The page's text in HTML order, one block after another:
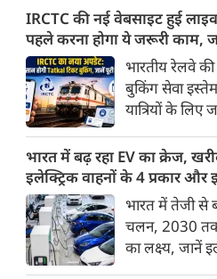
भू-राजनीति से
बुद्धिमत्ता,
क्रिकेट तक हर
सकते हैं, तो उस
गंभीर चर्चा
सभ्यता से पहले
था। दुर्भाग्य
बारे में हमारी
व्यवहार
कम... और
ज़्यादा बनती है।
IRCTC की नई वेबसाइट हुई
पहले करना होगा ये जरूरी काम,
भारतीय रेलवे
बुकिंग सेवा
यात्रियों के लिए
वेबसाइट का
दिया है। करीब
इंटरफेस के बाद
डिजाइन और
अपडेट किया
भारत में बढ़ रहा EV का क्रेज,
इलेक्ट्रिक वाहनों के 4 प्रकार
भारत में तेजी से
चलन, 2030 तक
का लक्ष्य, जानें